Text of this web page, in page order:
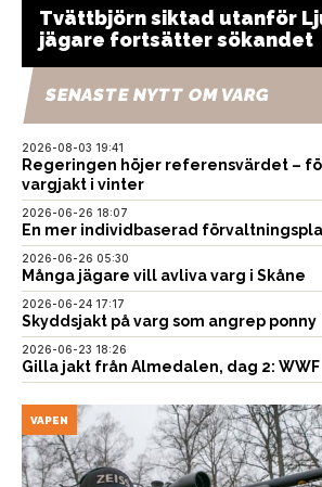
Tvättbjörn siktad utanför
jägare fortsätter sökandet
SENASTE NYTT OM VARG
2026-08-03 19:41
Regeringen höjer referensvärdet –
vargjakt i vinter
2026-06-26 18:07
En mer individbaserad
2026-06-26 05:30
Många jägare vill avliva varg i Skåne
2026-06-24 17:17
Skyddsjakt på varg som angrep ponny
2026-06-23 18:26
Gilla jakt från Almedalen, dag 2: WWF
VAPEN